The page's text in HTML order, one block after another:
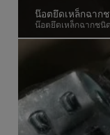
น๊อตยึดเหล็กฉาก
น๊อตยึดเหล็กฉากชนิ